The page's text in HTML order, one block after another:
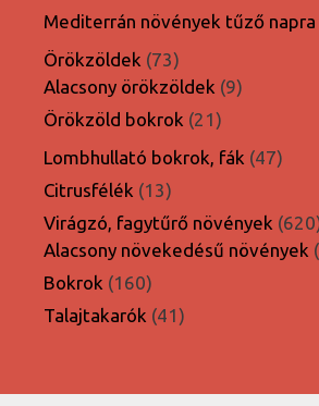
Mediterrán növények tűző napra
Örökzöldek 7373
termék
Alacsony örökzöldek 99
Örökzöld bokrok 2121
termék
Lombhullató bokrok, fák 4747
Citrusfélék 1313
termék
Virágzó, fagytűrő növények 620
Alacsony növekedésű növények
Bokrok 160160
termék
Talajtakarók 4141